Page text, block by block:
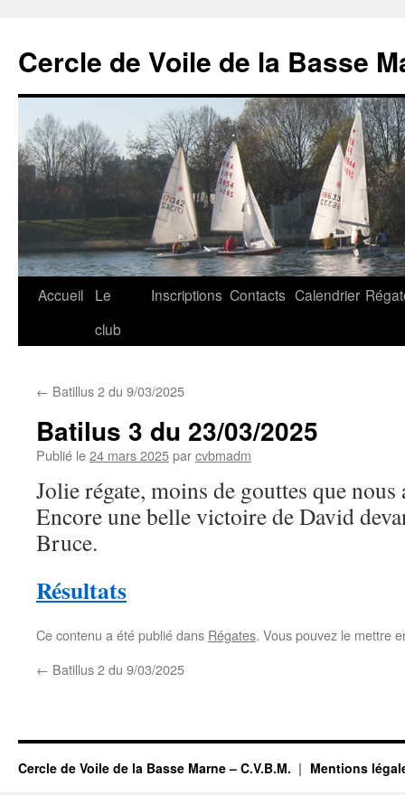
Cercle de Voile de la Basse
Aller
Accueil
Le
club
Inscriptions Contacts Calendrier
← Batillus 2 du 9/03/2025
Batilus 3 du 23/03/2025
Publié le24 mars 2025parcvbmadm
Jolie régate, moins de gouttes que
Encore une belle victoire de David
Bruce.
Résultats
Ce contenu a été publié dans Régates. Vous pouvez le mettre
← Batillus 2 du 9/03/2025
Cercle de Voile de la Basse Marne – C.V.B.M. Mentions